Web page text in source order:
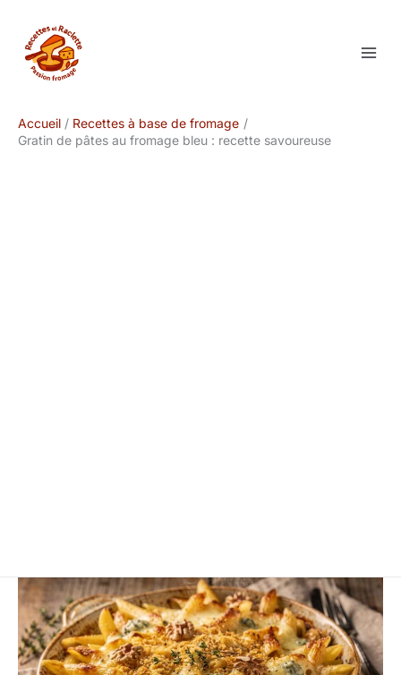
contenu
Accueil
Recettes à base de fromage
Gratin de pâtes au fromage bleu : recette savoureuse